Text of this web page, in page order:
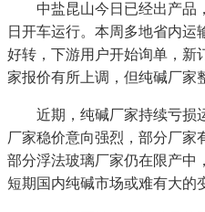
中盐昆山今日已经出产品
日开车运行。本周多地省内
好转，下游用户开始询单，新
家报价有所上调，但纯碱厂家
近期，纯碱厂家持续亏损运
厂家稳价意向强烈，部分厂家
部分浮法玻璃厂家仍在限产中
短期国内纯碱市场或难有大的